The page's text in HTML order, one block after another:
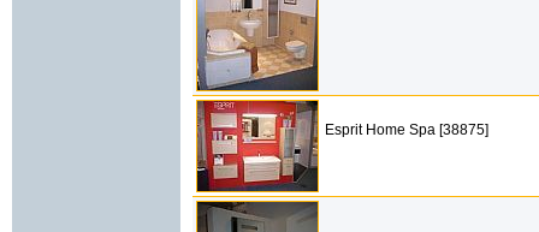
Esprit Home Spa [38875]